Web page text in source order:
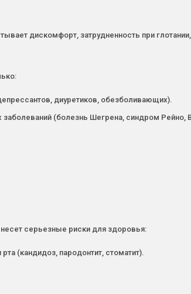
дискомфорт, затрудненность при глотании,
диуретиков, обезболивающих).
(болезнь Шегрена, синдром Рейно,
несет серьезные риски для здоровья:
(кандидоз, пародонтит, стоматит).